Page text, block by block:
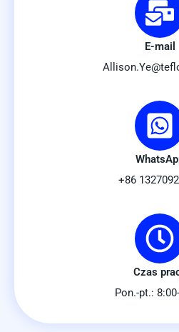
E-mail
+86
Czas
Pon.-pt.: